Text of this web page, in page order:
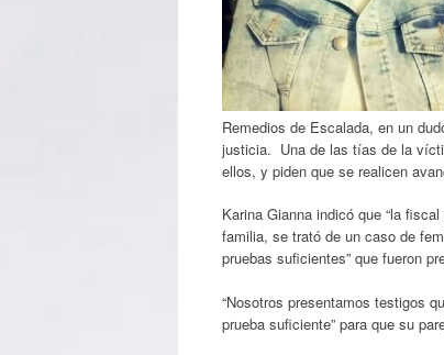
Remedios de Escalada, en un
justicia. Una de las tías de la
ellos, y piden que se realicen
Karina Gianna indicó que “la
familia, se trató de un caso de
pruebas suficientes” que fueron
“Nosotros presentamos testigos
prueba suficiente” para que su